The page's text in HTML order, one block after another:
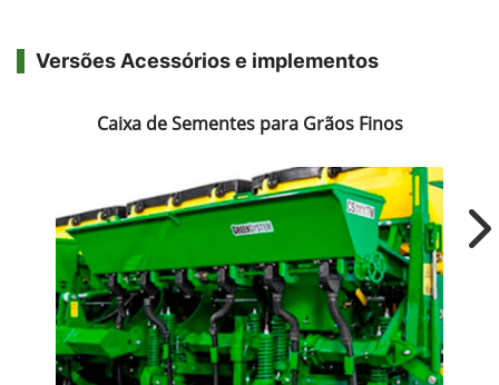
Versões Acessórios e implementos
Caixa de Sementes para Grãos Finos